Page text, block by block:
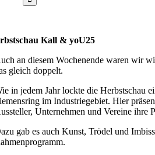
Kall & yoU25
an diesem Wochenende waren wir
gleich doppelt.
in jedem Jahr lockte die Herbstschau
im Industriegebiet. Hier
Unternehmen und Vereine ihre
gab es auch Kunst, Trödel und